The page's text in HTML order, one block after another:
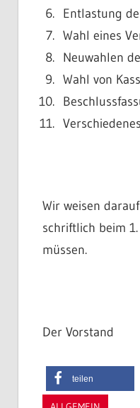
Entlastung
Wahl eines
Neuwahlen
Wahl von
Verschiedenes
Wir weisen
schriftlich beim
müssen.
Der Vorstand
teilen